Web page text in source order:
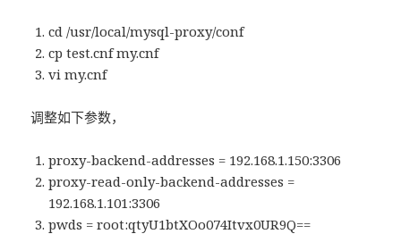
cd /usr/local/mysql-proxy/conf
cp test.cnf my.cnf
vi my.cnf
调整如下参数，
proxy-backend-addresses = 192.168.1.150:3306
proxy-read-only-backend-addresses =
192.168.1.101:3306
pwds = root:qtyU1btXOo074Itvx0UR9Q==